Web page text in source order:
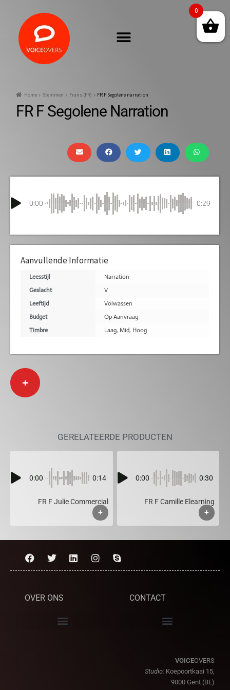
Home Stemmen Frans (FR) FR F Segolene narration
FR F Segolene Narration
0:00 0:29
Aanvullende Informatie
Leesstijl
Narration
Geslacht
V
Leeftijd
Volwassen
Budget
Op Aanvraag
Timbre
Laag, Mid, Hoog
+
GERELATEERDE PRODUCTEN
0:00 0:14
FR F Julie Commercial
+
0:00 0:30
FR F Camille Elearning
+
OVER ONS CONTACT
VOICEOVERS
Studio: Koepoortkaai 15,
9000 Gent (BE)
0